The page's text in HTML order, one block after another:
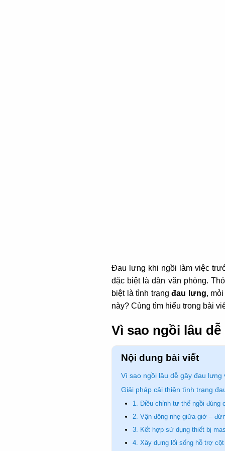
Đau lưng khi ngồi làm việc
đặc biệt là dân văn phòng.
biệt là tình trạngđau lưng,
này? Cùng tìm hiểu trong bài
Vì sao ngồi lâu
Nội dung bài viết
Vì sao ngồi lâu dễ gây đau lưng
Giải pháp cải thiện tình trạng
1. Điều chỉnh tư thế ngồi đúng
2. Vận động nhẹ giữa giờ –
3. Kết hợp sử dụng thiết bị
4. Xây dựng lối sống hỗ trợ